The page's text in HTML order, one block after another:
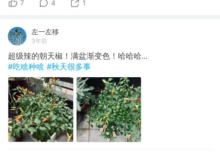
7 4 1
左一左移
3年前
超级辣的朝天椒！满盆渐变色！哈哈哈...
#吃啥种啥 #秋天很多事